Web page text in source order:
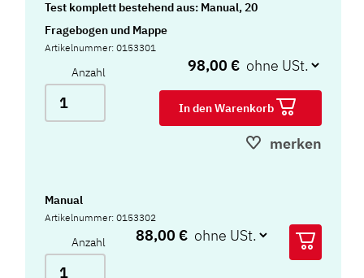
Test komplett bestehend aus: Manual, 20
Fragebogen und Mappe
Artikelnummer: 0153301
Anzahl 98,00 €
In den Warenkorb
merken
Manual
Artikelnummer: 0153302
Anzahl 88,00 €